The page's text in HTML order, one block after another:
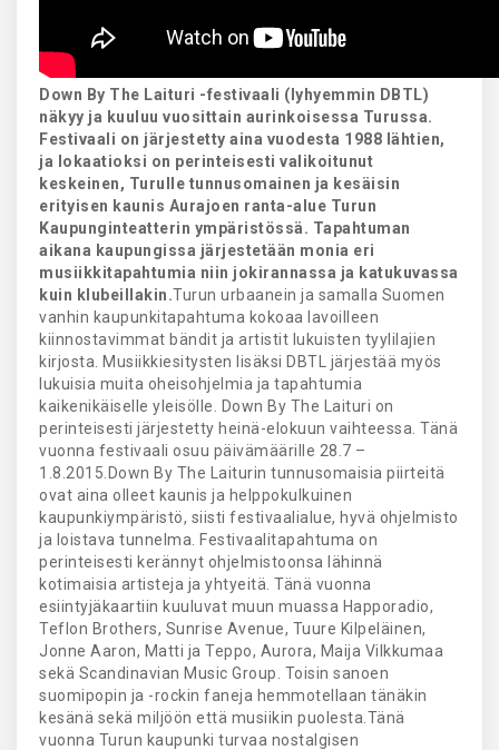
Down By The Laituri -festivaali (lyhyemmin DBTL)
näkyy ja kuuluu vuosittain aurinkoisessa Turussa.
Festivaali on järjestetty aina vuodesta 1988 lähtien,
ja lokaatioksi on perinteisesti valikoitunut
keskeinen, Turulle tunnusomainen ja kesäisin
erityisen kaunis Aurajoen ranta-alue Turun
Kaupunginteatterin ympäristössä. Tapahtuman
aikana kaupungissa järjestetään monia eri
musiikkitapahtumia niin jokirannassa ja katukuvassa
kuin klubeillakin.Turun urbaanein ja samalla Suomen
vanhin kaupunkitapahtuma kokoaa lavoilleen
kiinnostavimmat bändit ja artistit lukuisten tyylilajien
kirjosta. Musiikkiesitysten lisäksi DBTL järjestää myös
lukuisia muita oheisohjelmia ja tapahtumia
kaikenikäiselle yleisölle. Down By The Laituri on
perinteisesti järjestetty heinä-elokuun vaihteessa. Tänä
vuonna festivaali osuu päivämäärille 28.7 –
1.8.2015.Down By The Laiturin tunnusomaisia piirteitä
ovat aina olleet kaunis ja helppokulkuinen
kaupunkiympäristö, siisti festivaalialue, hyvä ohjelmisto
ja loistava tunnelma. Festivaalitapahtuma on
perinteisesti kerännyt ohjelmistoonsa lähinnä
kotimaisia artisteja ja yhtyeitä. Tänä vuonna
esiintyjäkaartiin kuuluvat muun muassa Happoradio,
Teflon Brothers, Sunrise Avenue, Tuure Kilpeläinen,
Jonne Aaron, Matti ja Teppo, Aurora, Maija Vilkkumaa
sekä Scandinavian Music Group. Toisin sanoen
suomipopin ja -rockin faneja hemmotellaan tänäkin
kesänä sekä miljöön että musiikin puolesta.Tänä
vuonna Turun kaupunki turvaa nostalgisen